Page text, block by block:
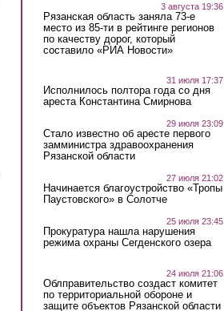
3 августа 19:36
Рязанская область заняла 73-е
место из 85-ти в рейтинге регионов
по качеству дорог, который
составило «РИА Новости»
31 июля 17:37
Исполнилось полтора года со дня
ареста Константина Смирнова
29 июля 23:09
Стало известно об аресте первого
замминистра здравоохранения
Рязанской области
27 июля 21:02
Начинается благоустройство «Тропы
Паустовского» в Солотче
25 июля 23:45
Прокуратура нашла нарушения
режима охраны Сегденского озера
24 июля 21:06
Облправительство создаст комитет
по территориальной обороне и
защите объектов Рязанской области